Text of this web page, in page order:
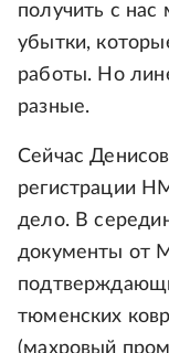
получить с
убытки,
работы. Но
разные.
Сейчас
регистрации
дело. В
документы от
тюменских
(махровый